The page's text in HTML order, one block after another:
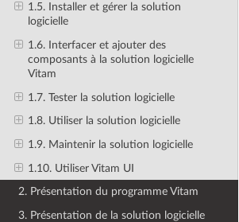
1.5. Installer et gérer la solution
logicielle
1.6. Interfacer et ajouter des
composants à la solution logicielle
Vitam
1.7. Tester la solution logicielle
1.8. Utiliser la solution logicielle
1.9. Maintenir la solution logicielle
1.10. Utiliser Vitam UI
2. Présentation du programme Vitam
3. Présentation de la solution logicielle